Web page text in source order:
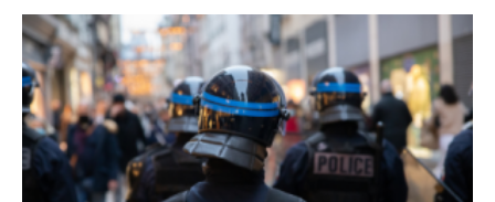
sa
dissolution
Identification
individuelle
des
policiers
et
gendarmes